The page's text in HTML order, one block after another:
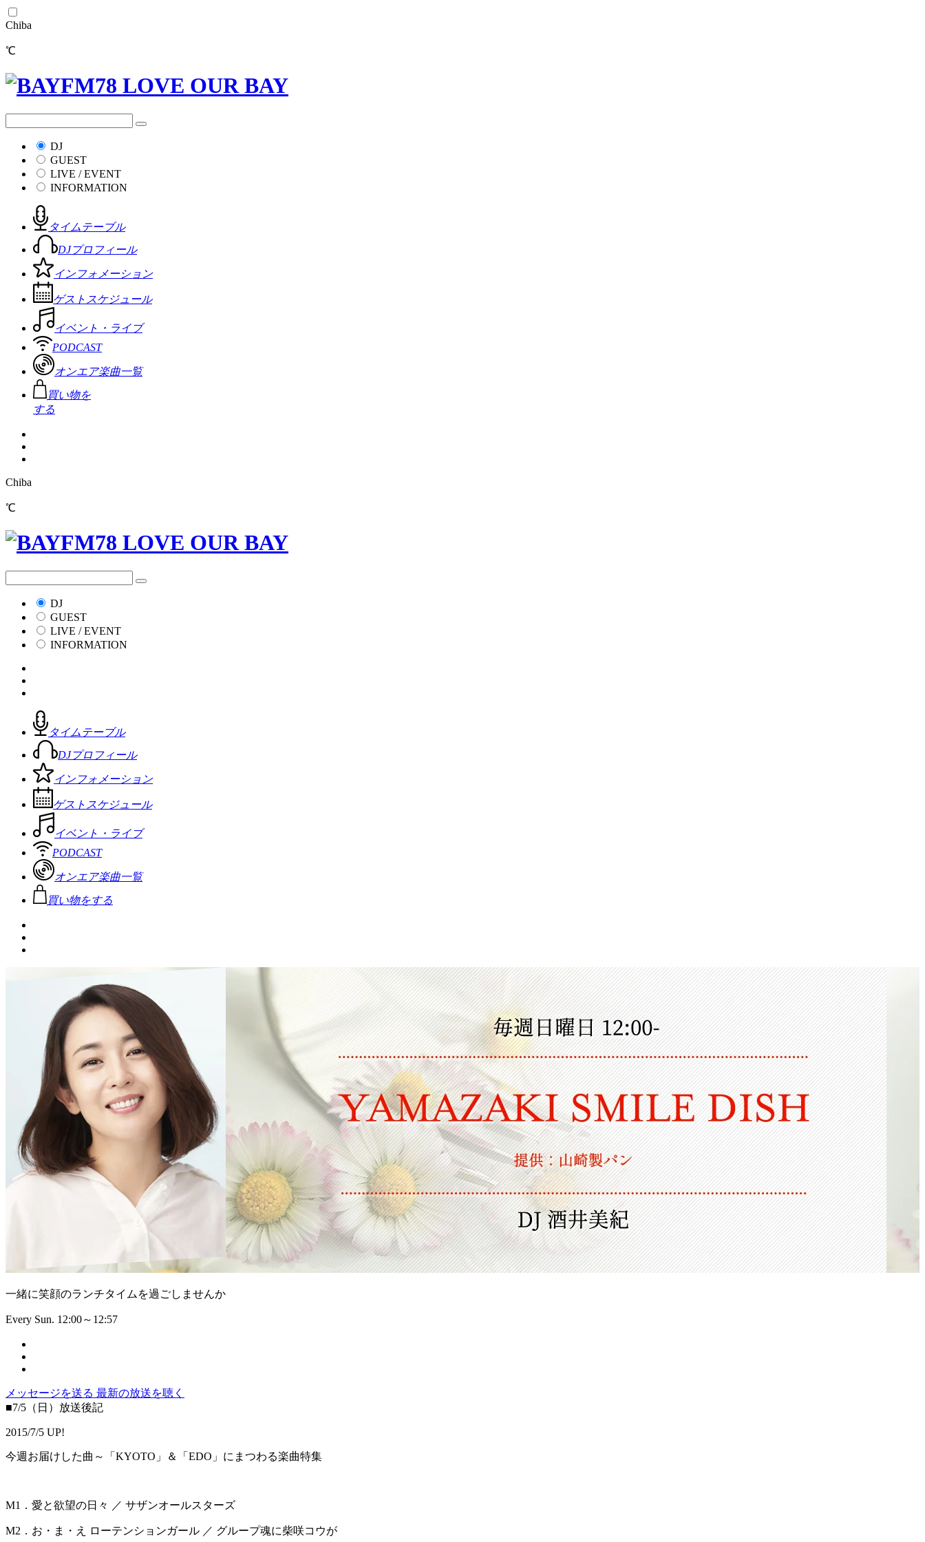
Chiba
℃
DJ
GUEST
LIVE / EVENT
INFORMATION
タイムテーブル
DJプロフィール
インフォメーション
ゲストスケジュール
イベント・ライブ
PODCAST
オンエア楽曲一覧
買い物を
する
Chiba
℃
DJ
GUEST
LIVE / EVENT
INFORMATION
タイムテーブル
DJプロフィール
インフォメーション
ゲストスケジュール
イベント・ライブ
PODCAST
オンエア楽曲一覧
買い物をする
一緒に笑顔のランチタイムを過ごしませんか
Every Sun. 12:00～12:57
メッセージを送る 最新の放送を聴く
■7/5（日）放送後記
2015/7/5 UP!
今週お届けした曲～「KYOTO」＆「EDO」にまつわる楽曲特集
M1．愛と欲望の日々 ／ サザンオールスターズ
M2．お・ま・え ローテンションガール ／ グループ魂に柴咲コウが